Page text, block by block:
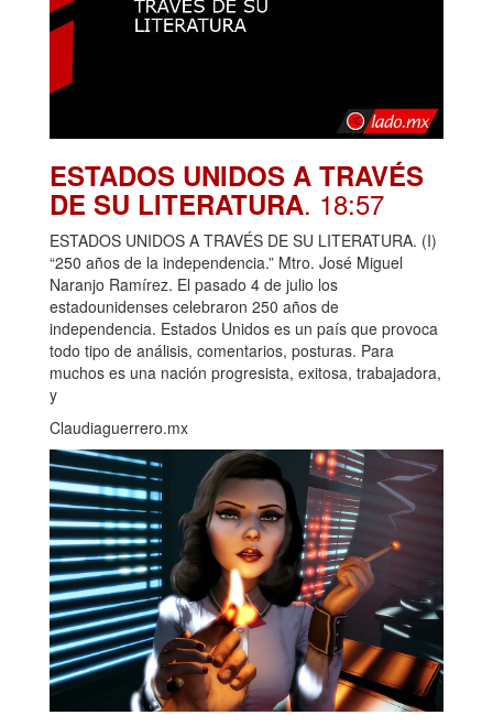
ESTADOS UNIDOS A TRAVÉS
DE SU LITERATURA. 18:57
ESTADOS UNIDOS A TRAVÉS DE SU LITERATURA. (I)
“250 años de la independencia.” Mtro. José Miguel
Naranjo Ramírez. El pasado 4 de julio los
estadounidenses celebraron 250 años de
independencia. Estados Unidos es un país que provoca
todo tipo de análisis, comentarios, posturas. Para
muchos es una nación progresista, exitosa, trabajadora,
y
Claudiaguerrero.mx